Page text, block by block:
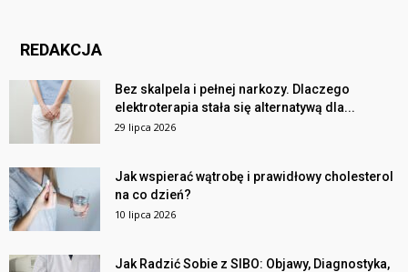
REDAKCJA
Bez skalpela i pełnej narkozy. Dlaczego
elektroterapia stała się alternatywą dla...
29 lipca 2026
Jak wspierać wątrobę i prawidłowy cholesterol
na co dzień?
10 lipca 2026
Jak Radzić Sobie z SIBO: Objawy, Diagnostyka,